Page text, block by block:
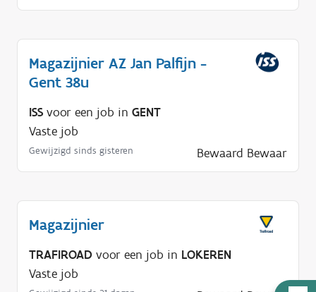
Magazijnier AZ Jan Palfijn -
Gent 38u
ISS voor een job in GENT
Vaste job
Gewijzigd sinds gisteren Bewaard Bewaar
Magazijnier
TRAFIROAD voor een job in LOKEREN
Vaste job